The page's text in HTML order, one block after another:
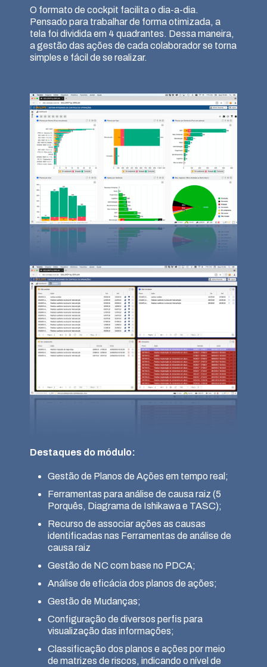
O formato de cockpit facilita o dia-a-dia.
Pensado para trabalhar de forma otimizada, a
tela foi dividida em 4 quadrantes. Dessa maneira,
a gestão das ações de cada colaborador se torna
simples e fácil de se realizar.
Destaques do módulo:
Gestão de Planos de Ações em tempo real;
Ferramentas para análise de causa raiz (5
Porquês, Diagrama de Ishikawa e TASC);
Recurso de associar ações as causas
identificadas nas Ferramentas de análise de
causa raiz
Gestão de NC com base no PDCA;
Análise de eficácia dos planos de ações;
Gestão de Mudanças;
Configuração de diversos perfis para
visualização das informações;
Classificação dos planos e ações por meio
de matrizes de riscos, indicando o nível de